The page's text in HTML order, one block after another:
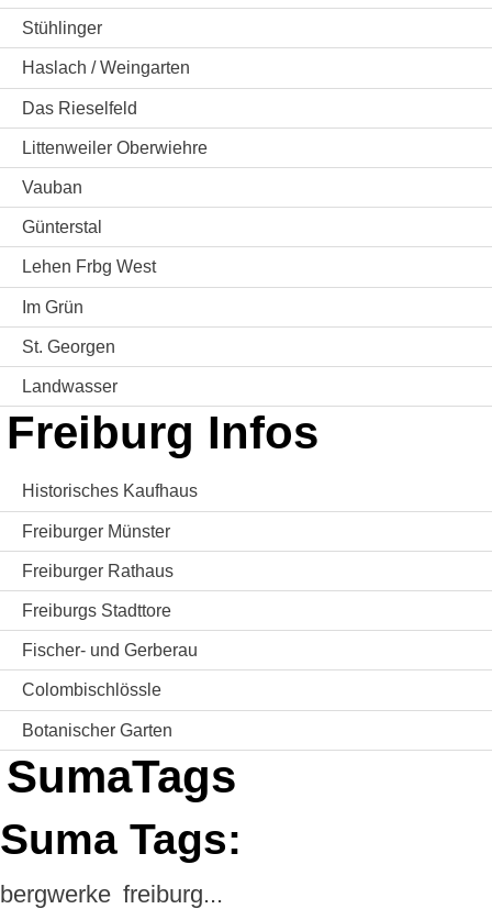
Stühlinger
Haslach / Weingarten
Das Rieselfeld
Littenweiler Oberwiehre
Vauban
Günterstal
Lehen Frbg West
Im Grün
St. Georgen
Landwasser
Freiburg Infos
Historisches Kaufhaus
Freiburger Münster
Freiburger Rathaus
Freiburgs Stadttore
Fischer- und Gerberau
Colombischlössle
Botanischer Garten
SumaTags
Suma Tags:
bergwerke freiburg...